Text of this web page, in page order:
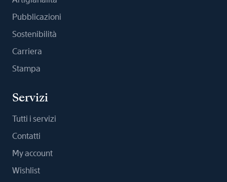
Pubblicazioni
Sostenibilità
Carriera
Stampa
Servizi
Tutti i servizi
Contatti
My account
Wishlist